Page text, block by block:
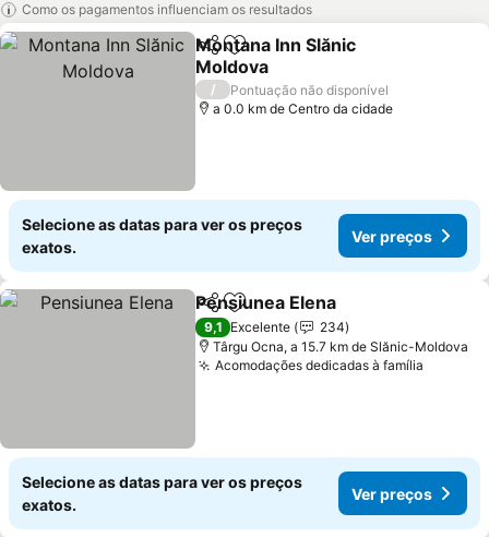
Como os pagamentos influenciam os resultados
PartilharAdicionar aos favoritos
Montana Inn Slănic
Moldova
/
Pontuação não disponível
a 0.0 km de Centro da cidade
Selecione as datas para ver os preços
exatos.
Ver preços
PartilharAdicionar aos favoritos
Pensiunea Elena
9,1 Excelente
234
Târgu Ocna, a 15.7 km de Slănic-Moldova
Acomodações dedicadas à família
Selecione as datas para ver os preços
exatos.
Ver preços